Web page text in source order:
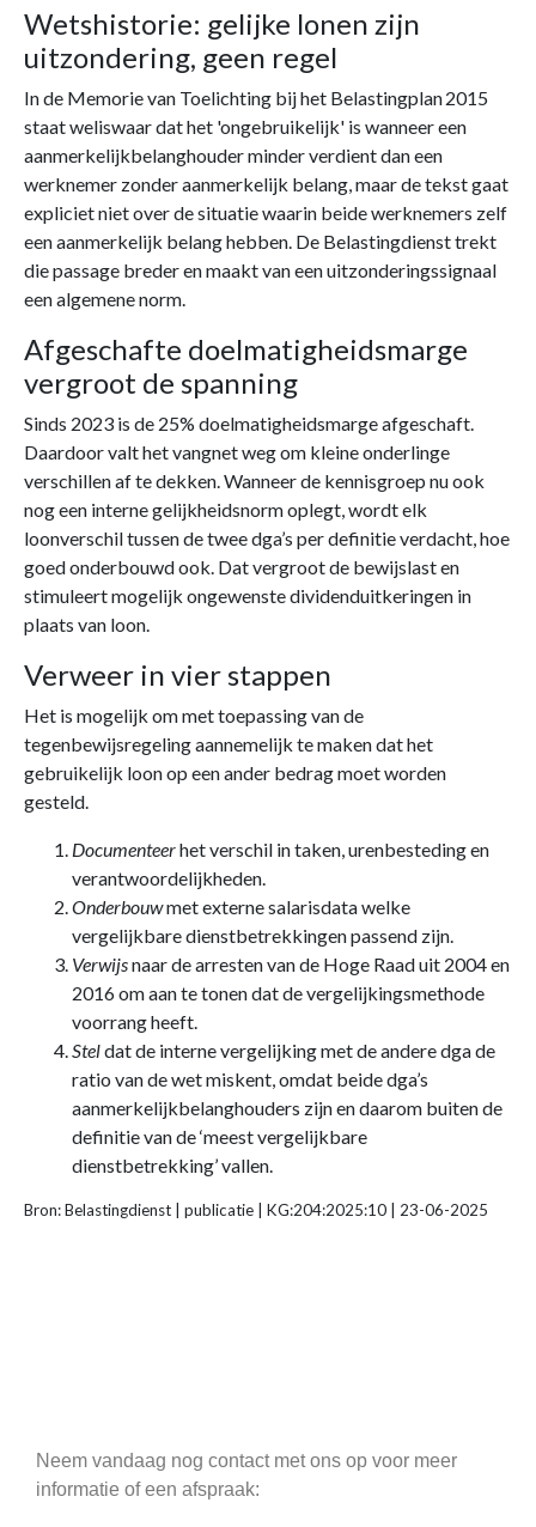
Wetshistorie: gelijke lonen zijn
uitzondering, geen regel
In de Memorie van Toelichting bij het Belastingplan 2015
staat weliswaar dat het 'ongebruikelijk' is wanneer een
aanmerkelijkbelanghouder minder verdient dan een
werknemer zonder aanmerkelijk belang, maar de tekst gaat
expliciet niet over de situatie waarin beide werknemers zelf
een aanmerkelijk belang hebben. De Belastingdienst trekt
die passage breder en maakt van een uitzonderingssignaal
een algemene norm.
Afgeschafte doelmatigheidsmarge
vergroot de spanning
Sinds 2023 is de 25% doelmatigheidsmarge afgeschaft.
Daardoor valt het vangnet weg om kleine onderlinge
verschillen af te dekken. Wanneer de kennisgroep nu ook
nog een interne gelijkheidsnorm oplegt, wordt elk
loonverschil tussen de twee dga’s per definitie verdacht, hoe
goed onderbouwd ook. Dat vergroot de bewijslast en
stimuleert mogelijk ongewenste dividenduitkeringen in
plaats van loon.
Verweer in vier stappen
Het is mogelijk om met toepassing van de
tegenbewijsregeling aannemelijk te maken dat het
gebruikelijk loon op een ander bedrag moet worden
gesteld.
Documenteerhet verschil in taken, urenbesteding en
verantwoordelijkheden.
Onderbouwmet externe salarisdata welke
vergelijkbare dienstbetrekkingen passend zijn.
Verwijsnaar de arresten van de Hoge Raad uit 2004 en
2016 om aan te tonen dat de vergelijkingsmethode
voorrang heeft.
Steldat de interne vergelijking met de andere dga de
ratio van de wet miskent, omdat beide dga’s
aanmerkelijkbelanghouders zijn en daarom buiten de
definitie van de ‘meest vergelijkbare
dienstbetrekking’ vallen.
Bron: Belastingdienst | publicatie | KG:204:2025:10 | 23-06-2025
Neem vandaag nog contact met ons op voor meer
informatie of een afspraak: